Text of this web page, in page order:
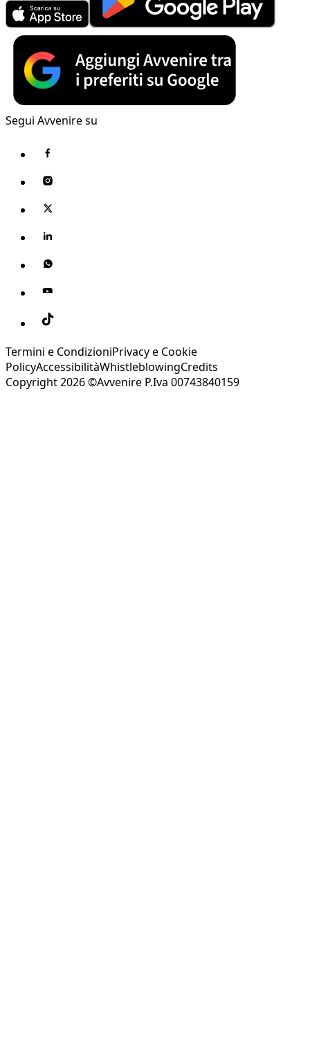
Segui Avvenire su
Termini e CondizioniPrivacy e Cookie
PolicyAccessibilitàWhistleblowingCredits
Copyright 2026 ©Avvenire P.Iva 00743840159